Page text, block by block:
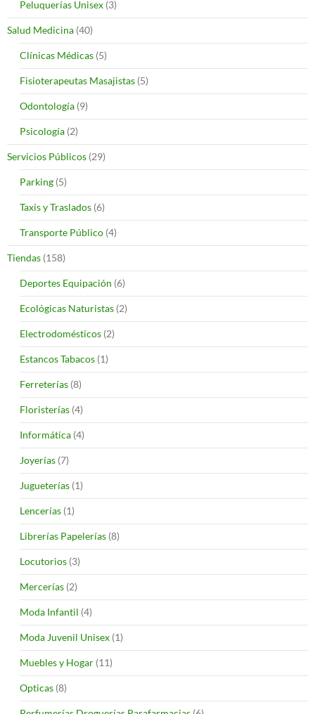
Peluquerías Unisex (3)
Salud Medicina (40)
Clínicas Médicas (5)
Fisioterapeutas Masajistas (5)
Odontología (9)
Psicología (2)
Servicios Públicos (29)
Parking (5)
Taxis y Traslados (6)
Transporte Público (4)
Tiendas (158)
Deportes Equipación (6)
Ecológicas Naturistas (2)
Electrodomésticos (2)
Estancos Tabacos (1)
Ferreterías (8)
Floristerías (4)
Informática (4)
Joyerías (7)
Jugueterías (1)
Lencerías (1)
Librerías Papelerías (8)
Locutorios (3)
Mercerías (2)
Moda Infantil (4)
Moda Juvenil Unisex (1)
Muebles y Hogar (11)
Opticas (8)